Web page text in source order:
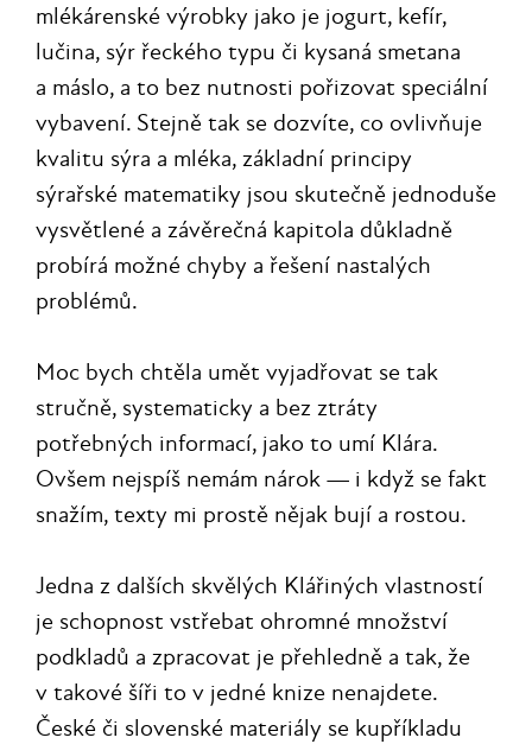
mlékárenské výrobky jako je jogurt, kefír,
lučina, sýr řeckého typu či kysaná smetana
a máslo, a to bez nutnosti pořizovat speciální
vybavení. Stejně tak se dozvíte, co ovlivňuje
kvalitu sýra a mléka, základní principy
sýrařské matematiky jsou skutečně jednoduše
vysvětlené a závěrečná kapitola důkladně
probírá možné chyby a řešení nastalých
problémů.
Moc bych chtěla umět vyjadřovat se tak
stručně, systematicky a bez ztráty
potřebných informací, jako to umí Klára.
Ovšem nejspíš nemám nárok — i když se fakt
snažím, texty mi prostě nějak bují a rostou.
Jedna z dalších skvělých Klářiných vlastností
je schopnost vstřebat ohromné množství
podkladů a zpracovat je přehledně a tak, že
v takové šíři to v jedné knize nenajdete.
České či slovenské materiály se kupříkladu